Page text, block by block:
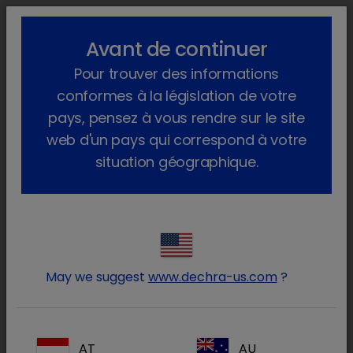
lock_outline search menu
Produits Pharma
Chien Sans Ordonnance CleanAural
lockConnectez-vous à votre
Avant de continuer
Pour trouver des informations
conformes à la législation de votre
pays, pensez à vous rendre sur le site
web d'un pays qui correspond à votre
situation géographique.
May we suggest www.dechra-us.com ?
AT AU